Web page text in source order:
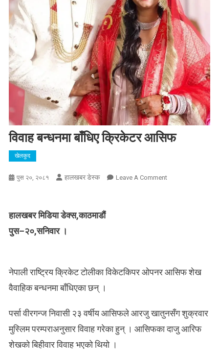
विवाह बन्धनमा बाँधिए क्रिकेटर आसिफ
खेलकुद
पुस २०, २०८१ हालखबर डेस्क Leave A CommentOn
हालखबर मिडिया डेक्स,काठमाडौं
पुस–२०,सनिवार ।
नेपाली राष्ट्रिय क्रिकेट टोलीका विकेटकिपर ओपनर आसिफ शेख
वैवाहिक बन्धनमा बाँधिएका छन् ।
पर्सा वीरगन्ज निवासी २३ वर्षीय आसिफले आरजु खातुनसँग शुक्रवार
मुस्लिम परम्पराअनुसार विवाह गरेका हुन् । आसिफका दाजु आरिफ
शेखको बिहीवार विवाह भएको थियो ।